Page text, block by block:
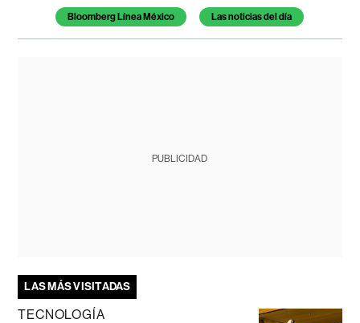
Bloomberg Línea México Las noticias del día
PUBLICIDAD
LAS MÁS VISITADAS
TECNOLOGÍA